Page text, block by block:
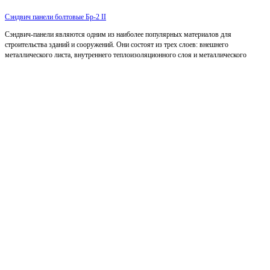
Сэндвич панели болтовые Бр-2 II
Сэндвич-панели являются одним из наиболее популярных материалов для
строительства зданий и сооружений. Они состоят из трех слоев: внешнего
металлического листа, внутреннего теплоизоляционного слоя и металлического